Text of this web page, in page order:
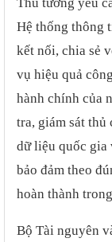
Hệ thống thông
kết nối, chia sẻ
vụ hiệu quả
hành chính của
tra, giám sát
dữ liệu quốc gia
bảo đảm theo
hoàn thành
Bộ Tài nguyên